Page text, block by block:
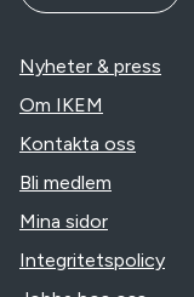
Nyheter & press
Om IKEM
Kontakta oss
Bli medlem
Mina sidor
Integritetspolicy